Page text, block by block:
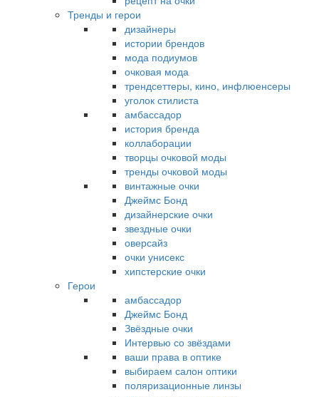
Тренды и герои
дизайнеры
истории брендов
мода подиумов
очковая мода
трендсеттеры, кино, инфлюенсеры
уголок стилиста
амбассадор
история бренда
коллаборации
творцы очковой моды
тренды очковой моды
винтажные очки
Джеймс Бонд
дизайнерские очки
звездные очки
оверсайз
очки унисекс
хипстерские очки
Герои
амбассадор
Джеймс Бонд
Звёздные очки
Интервью со звёздами
ваши права в оптике
выбираем салон оптики
поляризационные линзы